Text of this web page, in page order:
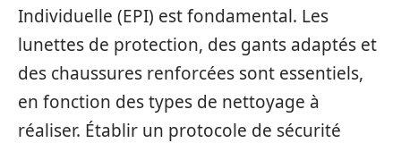
Individuelle (EPI) est fondamental. Les
lunettes de protection, des gants adaptés et
des chaussures renforcées sont essentiels,
en fonction des types de nettoyage à
réaliser. Établir un protocole de sécurité